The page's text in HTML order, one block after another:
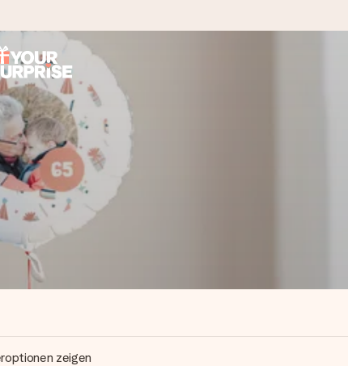
richtigen Zeitpunkt überreichen kannst, wenn es am meisten
aller Länder, in die wir versenden).
zeigen